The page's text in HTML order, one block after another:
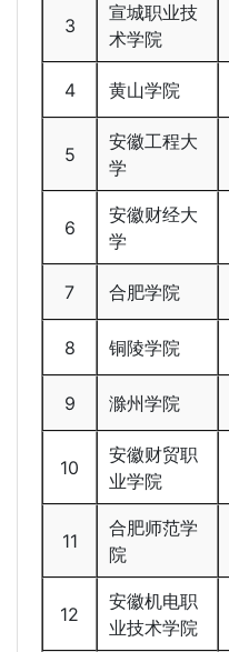
3
宣城职业技
术学院
4 黄山学院
5
安徽工程大
学
6
安徽财经大
学
7 合肥学院
8 铜陵学院
9 滁州学院
10
安徽财贸职
业学院
11
合肥师范学
院
12
安徽机电职
业技术学院